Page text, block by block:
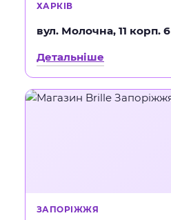
ХАРКІВ
вул. Молочна, 11 корп. 6
Детальніше
ЗАПОРІЖЖЯ